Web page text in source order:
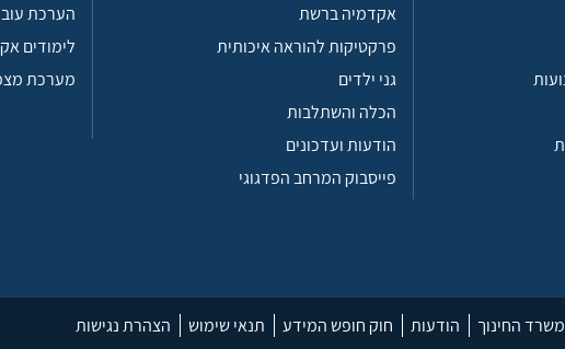
אקדמיה ברשת
פרקטיקות להוראה איכותית
גני ילדים
הכלה והשתלבות
הודעות ועדכונים
פייסבוק המרחב הפדגוגי
הערכת
לימודים
מערכת
החינוך הודעות חוק חופש המידע תנאי שימוש הצהרת נגישות